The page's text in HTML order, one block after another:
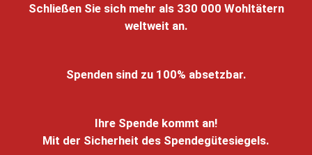
Schließen Sie sich mehr als 330 000 Wohltätern
weltweit an.
Spenden sind zu 100% absetzbar.
Ihre Spende kommt an!
Mit der Sicherheit des Spendegütesiegels.